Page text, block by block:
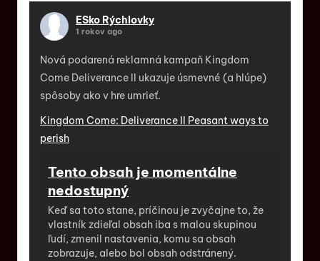
ESko Rýchlovky
1 rokov ago
Nová podarená reklamná kampaň Kingdom
Come Deliverance II ukazuje úsmevné (a hlúpe)
spôsoby ako v hre umrieť.
Kingdom Come: Deliverance II Peasant ways to
perish
Tento obsah je momentálne
nedostupný
Keď sa toto stane, príčinou je zvyčajne to, že
vlastník zdieľal obsah iba s malou skupinou
ľudí, zmenil nastavenia, komu sa obsah
zobrazuje, alebo bol obsah odstránený.